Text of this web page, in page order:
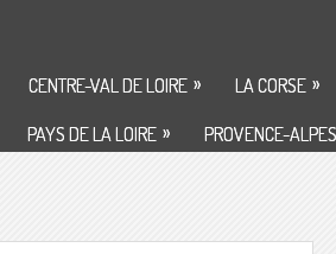
CENTRE-VAL DE LOIRE » LA CORSE »
PAYS DE LA LOIRE » PROVENCE-